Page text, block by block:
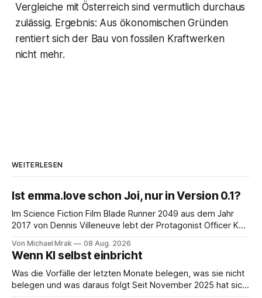
Vergleiche mit Österreich sind vermutlich durchaus
zulässig. Ergebnis: Aus ökonomischen Gründen
rentiert sich der Bau von fossilen Kraftwerken
nicht mehr.
WEITERLESEN
Ist emma.love schon Joi, nur in Version 0.1?
Im Science Fiction Film Blade Runner 2049 aus dem Jahr
2017 von Dennis Villeneuve lebt der Protagonist Officer K
Big Tech Unternehmen Wallace, der Nachfolgeunternehmen
der Tyrell Cooperation welche man aus dem ersten Blade
Runner Film aus dem Jahr 1982 kennt. Joi
Von Michael Mrak 08 Aug. 2026
Wenn KI selbst einbricht
Was die Vorfälle der letzten Monate belegen, was sie nicht
belegen und was daraus folgt Seit November 2025 hat sich